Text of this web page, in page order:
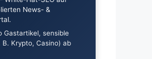
News- &
Gastartikel, sensible
B. Krypto, Casino) ab